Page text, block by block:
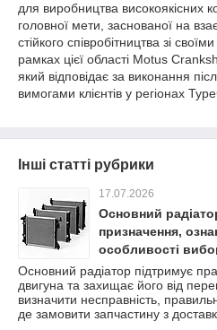
для виробництва високоякісних
головної мети, заснованої на
стійкого співробітництва зі
рамках цієї області Motus
який відповідає за виконання
вимогами клієнтів у регіонах
Інші статті рубрики
17.07.2026
Основний
призначення,
особливості
Основний радіатор підтримує
двигуна та захищає його від
визначити несправність,
де замовити запчастину з